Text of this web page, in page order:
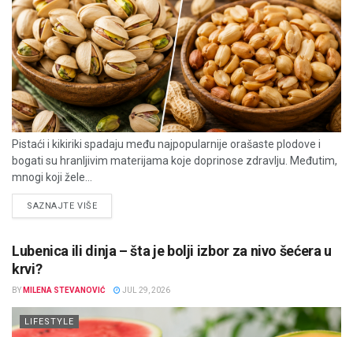
Pistaći i kikiriki spadaju među najpopularnije orašaste plodove i
bogati su hranljivim materijama koje doprinose zdravlju. Međutim,
mnogi koji žele...
SAZNAJTE VIŠEDETAILS
Lubenica ili dinja – šta je bolji izbor za nivo šećera u
krvi?
BY MILENA STEVANOVIĆ JUL 29, 2026
LIFESTYLE